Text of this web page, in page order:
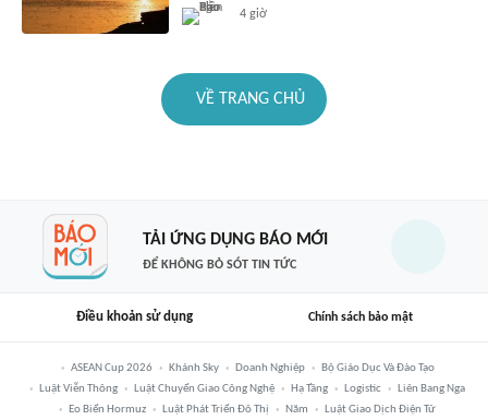
4 giờ
VỀ TRANG CHỦ
TẢI ỨNG DỤNG BÁO MỚI
ĐỂ KHÔNG BỎ SÓT TIN TỨC
Điều khoản sử dụng Chính sách bảo mật
ASEAN Cup 2026 Khánh Sky Doanh Nghiệp
Bộ Giáo Dục Và Đào Tạo
Luật Viễn Thông
Luật Chuyển Giao Công Nghệ Hạ Tầng Logistic
Liên Bang Nga
Eo Biển Hormuz
Luật Phát Triển Đô Thị Năm Luật Giao Dịch Điện Tử